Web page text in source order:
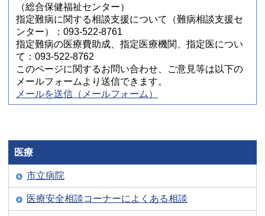
（総合保健福祉センター）
指定難病に関する相談支援について（難病相談支援セ
ンター）：093-522-8761
指定難病の医療費助成、指定医療機関、指定医につい
て：093-522-8762
このページに関するお問い合わせ、ご意見等は以下の
メールフォームより送信できます。
メールを送信（メールフォーム）
医療
市立病院
医療安全相談コーナーによくある相談